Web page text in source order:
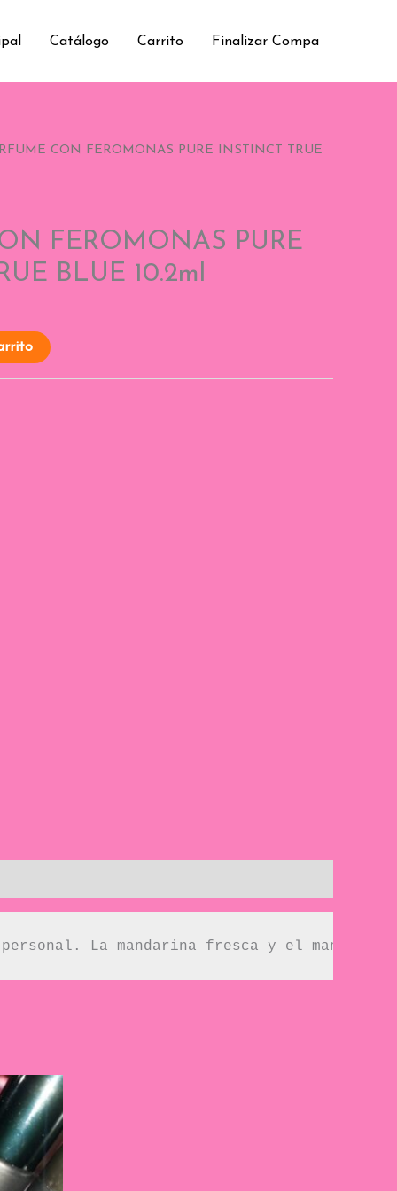
Catálogo Carrito Finalizar Compa
CON FEROMONAS PURE INSTINCT TRUE
FEROMONAS PURE
BLUE 10.2ml
La mandarina fresca y el mango